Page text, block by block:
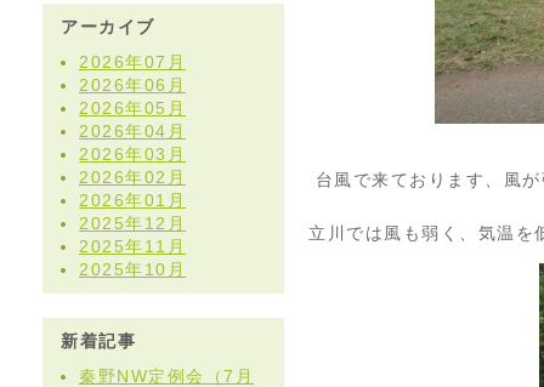
アーカイブ
2026年07月
2026年06月
2026年05月
2026年04月
2026年03月
2026年02月
2026年01月
2025年12月
2025年11月
2025年10月
新着記事
秦野NW定例会（7月
台風で来ております、風
立川では風も弱く、気温を